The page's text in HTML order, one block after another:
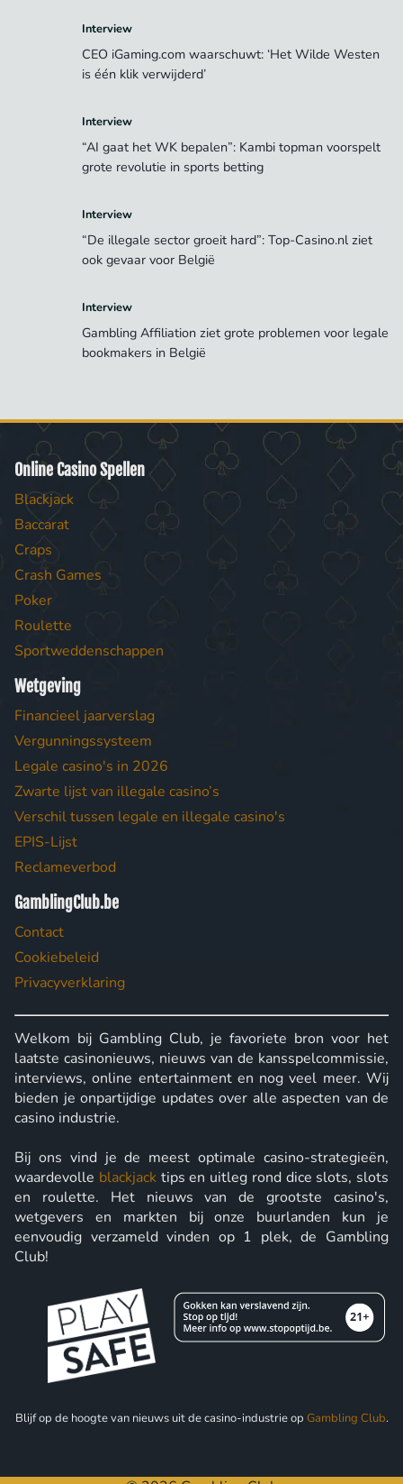
Interview
CEO iGaming.com waarschuwt: ‘Het Wilde Westen
is één klik verwijderd’
Interview
“AI gaat het WK bepalen”: Kambi topman voorspelt
grote revolutie in sports betting
Interview
“De illegale sector groeit hard”: Top-Casino.nl ziet
ook gevaar voor België
Interview
Gambling Affiliation ziet grote problemen voor legale
bookmakers in België
Online Casino Spellen
Blackjack
Baccarat
Craps
Crash Games
Poker
Roulette
Sportweddenschappen
Wetgeving
Financieel jaarverslag
Vergunningssysteem
Legale casino's in 2026
Zwarte lijst van illegale casino’s
Verschil tussen legale en illegale casino's
EPIS-Lijst
Reclameverbod
GamblingClub.be
Contact
Cookiebeleid
Privacyverklaring
Welkom bij Gambling Club, je favoriete bron voor het
laatste casinonieuws, nieuws van de kansspelcommissie,
interviews, online entertainment en nog veel meer. Wij
bieden je onpartijdige updates over alle aspecten van de
casino industrie.
Bij ons vind je de meest optimale casino-strategieën,
waardevolle blackjacktips en uitleg rond dice slots, slots
en roulette. Het nieuws van de grootste casino's,
wetgevers en markten bij onze buurlanden kun je
eenvoudig verzameld vinden op 1 plek, de Gambling
Club!
Blijf op de hoogte van nieuws uit de casino-industrie op Gambling Club.